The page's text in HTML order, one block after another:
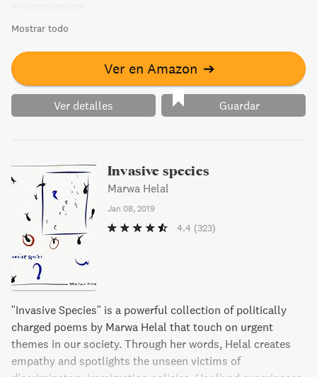
Mostrar todo
Ver en Amazon ➔
Ver detalles Guardar
Invasive species
Marwa Helal
Jan 08, 2019
4.4 (323)
"Invasive Species" is a powerful collection of politically
charged poems by Marwa Helal that touch on urgent
themes in our society. Through her words, Helal creates
empathy and spotlights the unseen victims of